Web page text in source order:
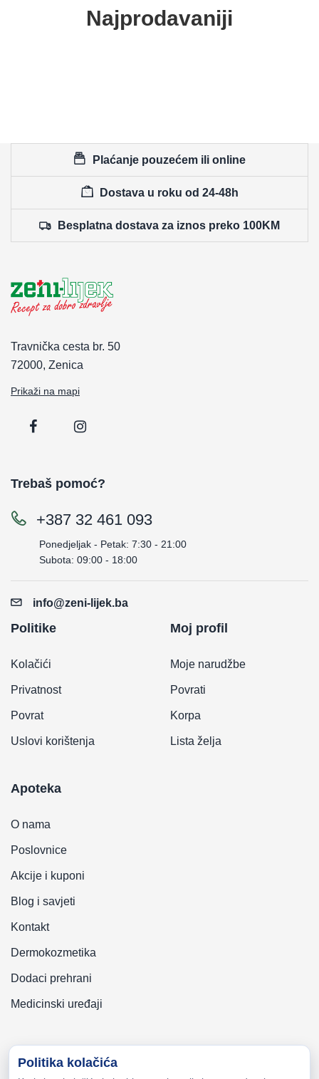
Najprodavaniji
Plaćanje pouzećem ili online
Dostava u roku od 24-48h
Besplatna dostava za iznos preko 100KM
Travnička cesta br. 50
72000, Zenica
Prikaži na mapi
Trebaš pomoć?
+387 32 461 093
Ponedjeljak - Petak: 7:30 - 21:00
Subota: 09:00 - 18:00
info@zeni-lijek.ba
Politike
Kolačići
Privatnost
Povrat
Uslovi korištenja
Moj profil
Moje narudžbe
Povrati
Korpa
Lista želja
Apoteka
O nama
Poslovnice
Akcije i kuponi
Blog i savjeti
Kontakt
Dermokozmetika
Dodaci prehrani
Medicinski uređaji
Politika kolačića